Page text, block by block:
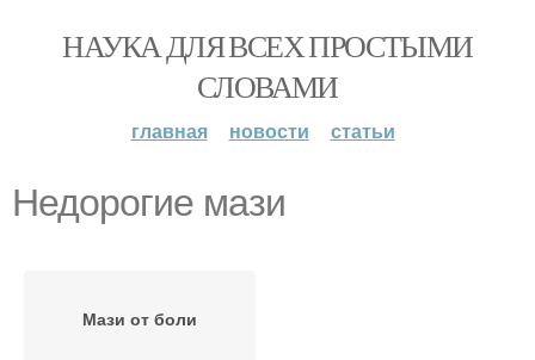
НАУКА ДЛЯ ВСЕХ ПРОСТЫМИ
СЛОВАМИ
главная новости статьи
Недорогие мази
Мази от боли